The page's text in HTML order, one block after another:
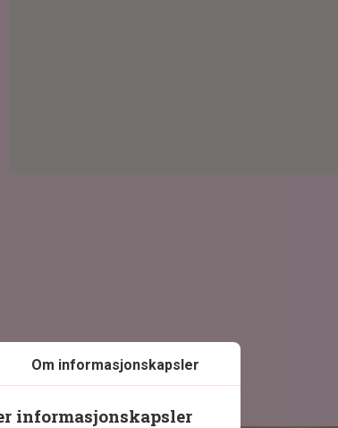
Om informasjonskapsler
informasjonskapsler